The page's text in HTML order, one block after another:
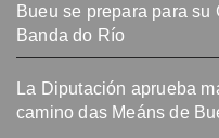
Bueu se prepara para
Banda do Río
La Diputación aprueba
camino das Meáns de